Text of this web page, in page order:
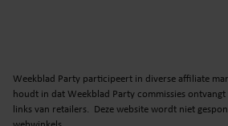
Weekblad Party participeert in diverse affiliate
houdt in dat Weekblad Party commissies
links van retailers. Deze website wordt niet